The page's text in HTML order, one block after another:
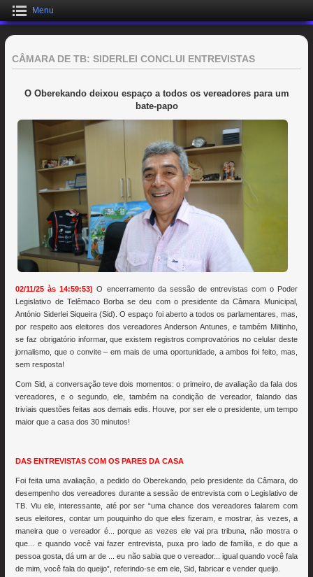
Menu
CÂMARA DE TB: SIDERLEI CONCLUI ENTREVISTAS
O Oberekando deixou espaço a todos os vereadores para um
bate-papo
02/11/25 às 14:59:53) O encerramento da sessão de entrevistas com o Poder
Legislativo de Telêmaco Borba se deu com o presidente da Câmara Municipal,
António Siderlei Siqueira (Sid). O espaço foi aberto a todos os parlamentares, mas,
por respeito aos eleitores dos vereadores Anderson Antunes, e também Miltinho,
se faz obrigatório informar, que existem registros comprovatórios no celular deste
jornalismo, que o convite – em mais de uma oportunidade, a ambos foi feito, mas,
sem resposta!
Com Sid, a conversação teve dois momentos: o primeiro, de avaliação da fala dos
vereadores, e o segundo, ele, também na condição de vereador, falando das
triviais questões feitas aos demais edis. Houve, por ser ele o presidente, um tempo
maior que a casa dos 30 minutos!
DAS ENTREVISTAS COM OS PARES DA CASA
Foi feita uma avaliação, a pedido do Oberekando, pelo presidente da Câmara, do
desempenho dos vereadores durante a sessão de entrevista com o Legislativo de
TB. Viu ele, interessante, até por ser “uma chance dos vereadores falarem com
seus eleitores, contar um pouquinho do que eles fizeram, e mostrar, às vezes, a
maneira que o vereador é... porque as vezes ele vai pra tribuna, não mostra o
que... e quando você vai fazer entrevista, puxa pro lado de família, e do que a
pessoa gosta, dá um ar de ... eu não sabia que o vereador... igual quando você fala
de mim, você fala do queijo”, referindo-se em ele, Sid, fabricar e vender queijo.